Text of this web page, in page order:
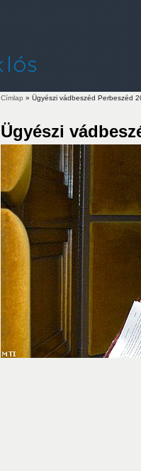
Címlap » Ügyészi vádbeszéd Perbeszéd
Ügyészi